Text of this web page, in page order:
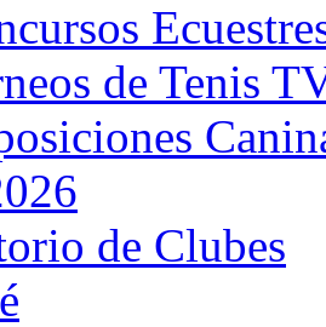
de Tenis
de Clubes